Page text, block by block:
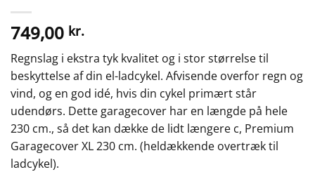
749,00 kr.
Regnslag i ekstra tyk kvalitet og i stor størrelse til
beskyttelse af din el-ladcykel. Afvisende overfor regn og
vind, og en god idé, hvis din cykel primært står
udendørs. Dette garagecover har en længde på hele
230 cm., så det kan dække de lidt længere c, Premium
Garagecover XL 230 cm. (heldækkende overtræk til
ladcykel).